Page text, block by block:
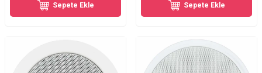
Sepete Ekle Sepete Ekle